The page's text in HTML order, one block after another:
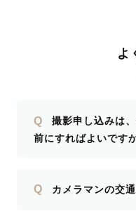
よ
Q
撮影申し込みは
前にすればよいです
Q カメラマンの交